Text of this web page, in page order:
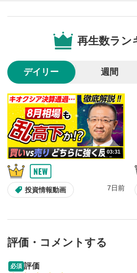
再生/一時停止
動画を再生または一時停止します。
10秒戻し/10秒送り
10秒、動画を巻き戻し/早送りします
シークバー
再生位置を示しています。再生した
するとその位置から動画が再生され
6
画質/再生速度の設定
画質の選択/再生速度の変更ができま
7
音量調整
スライダーを上下すると音量が調整
8
全画面表示
再生数ラン
デイリー 週間
03:31
投資情報動画 7日前
評価・コメントする
必須 評価